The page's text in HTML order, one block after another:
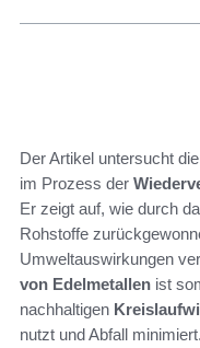
Der Artikel untersucht
im Prozess der
Er zeigt auf, wie durch
Rohstoffe
Umweltauswirkungen
von Edelmetallen ist
nachhaltigen
nutzt und Abfall minimiert.